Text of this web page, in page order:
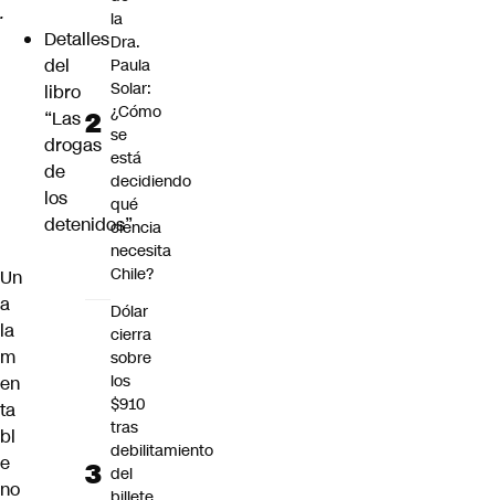
.
Detalles
del
libro
“Las
drogas
de
los
detenidos”
Un
a
la
m
en
ta
bl
e
no
la
Dra.
Paula
Solar:
¿Cómo
se
está
decidiendo
qué
ciencia
necesita
Chile?
Dólar
cierra
sobre
los
$910
tras
debilitamiento
del